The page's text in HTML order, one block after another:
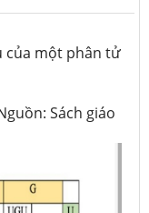
của một phân tử
Sách giáo